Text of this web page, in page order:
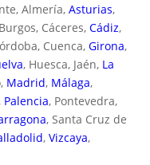
Almería, Asturias,
Cáceres, Cádiz,
Cuenca, Girona,
, Huesca, Jaén, La
Madrid, Málaga,
Palencia, Pontevedra,
, Santa Cruz de
, Vizcaya,